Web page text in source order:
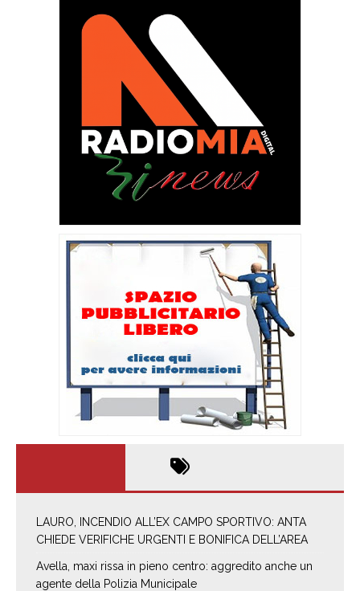
LAURO, INCENDIO ALL’EX CAMPO SPORTIVO: ANTA
CHIEDE VERIFICHE URGENTI E BONIFICA DELL’AREA
Avella, maxi rissa in pieno centro: aggredito anche un
agente della Polizia Municipale